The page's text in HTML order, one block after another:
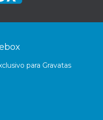
para Gravatas